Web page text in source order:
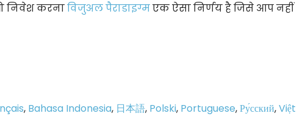
निवेश करनाविजुअल पैराडाइग्मएक ऐसा निर्णय है जिसे आप नहीं
, Bahasa Indonesia, 日本語, Polski, Portuguese,Ру́сский,Việt